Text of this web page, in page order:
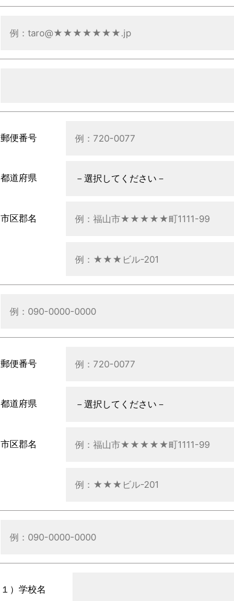
郵便番号
都道府県
市区郡名
郵便番号
都道府県
市区郡名
１）学校名